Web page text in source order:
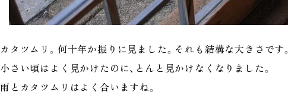
カタツムリ。何十年か振りに見ました。それも結構な大きさです。
小さい頃はよく見かけたのに、とんと見かけなくなりました。
雨とカタツムリはよく合いますね。